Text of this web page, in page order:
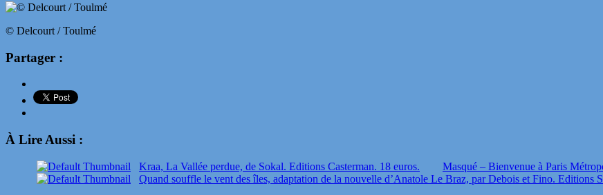
© Delcourt / Toulmé
Partager :
À Lire Aussi :
Kraa, La Vallée perdue, de Sokal. Editions Casterman. 18 euros.
Masqué – Bienvenue à Paris
Quand souffle le vent des îles, adaptation de la nouvelle d’Anatole Le Braz, par Debois et Fino. Editions